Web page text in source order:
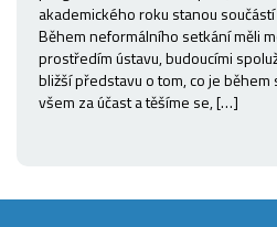
akademického roku stanou
Během neformálního setkání měli
prostředím ústavu, budoucími
bližší představu o tom, co je během
všem za účast a těšíme se, […]